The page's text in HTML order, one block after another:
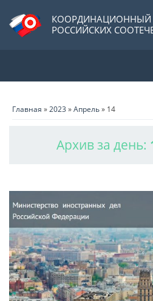
КООРДИНАЦИОННЫЙ
РОССИЙСКИХ
Главная »2023 »Апрель» 14
Архив за день: